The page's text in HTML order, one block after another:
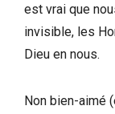
est vrai que
invisible, les
Dieu en nous.
Non bien-aimé